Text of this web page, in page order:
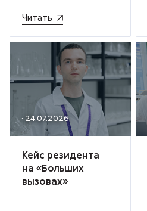
Читать
· 24.07.2026
Кейс резидента
на «Больших
вызовах»